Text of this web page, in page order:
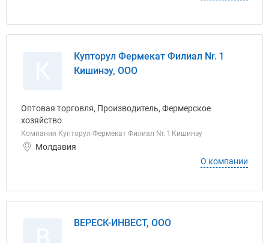
Купторул Фермекат Филиал Nr. 1
Кишинэу, ООО
Оптовая торговля, Производитель, Фермерское
хозяйство
Компания Купторул Фермекат Филиал Nr. 1 Кишинэу
Молдавия
О компании
ВЕРЕСК-ИНВЕСТ, ООО